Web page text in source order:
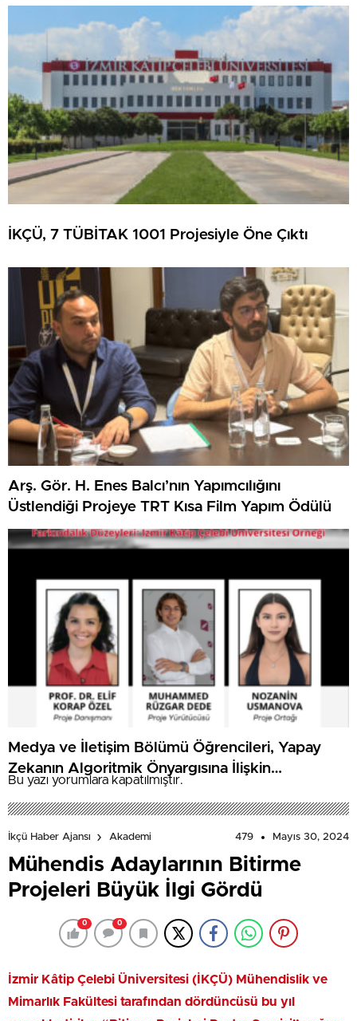
İKÇÜ, 7 TÜBİTAK 1001 Projesiyle Öne Çıktı
Arş. Gör. H. Enes Balcı’nın Yapımcılığını
Üstlendiği Projeye TRT Kısa Film Yapım Ödülü
Medya ve İletişim Bölümü Öğrencileri, Yapay
Zekanın Algoritmik Önyargısına İlişkin
Farkındalık Düzeylerini Araştıracak
Bu yazı yorumlara kapatılmıştır.
İkçü Haber Ajansı Akademi 479 Mayıs 30, 2024
Mühendis Adaylarının Bitirme
Projeleri Büyük İlgi Gördü
0 0
İzmir Kâtip Çelebi Üniversitesi (İKÇÜ) Mühendislik ve
Mimarlık Fakültesi tarafından dördüncüsü bu yıl